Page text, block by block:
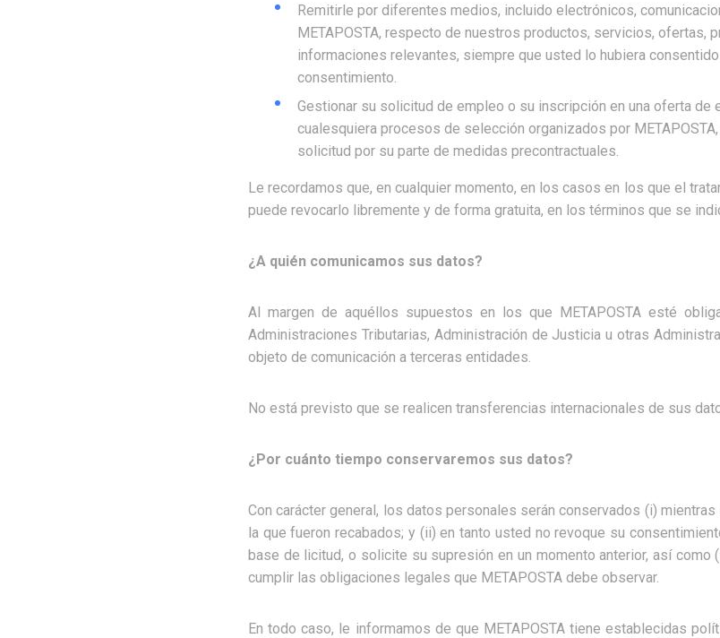
Remitirle por diferentes medios, incluido electrónicos,
METAPOSTA, respecto de nuestros productos, servicios, ofertas,
informaciones relevantes, siempre que usted lo hubiera
consentimiento.
Gestionar su solicitud de empleo o su inscripción en una oferta de
cualesquiera procesos de selección organizados por
solicitud por su parte de medidas precontractuales.
Le recordamos que, en cualquier momento, en los casos en los que el
puede revocarlo libremente y de forma gratuita, en los términos que se
¿A quién comunicamos sus datos?
Al margen de aquéllos supuestos en los que METAPOSTA esté
Administraciones Tributarias, Administración de Justicia u otras
objeto de comunicación a terceras entidades.
No está previsto que se realicen transferencias internacionales de sus
¿Por cuánto tiempo conservaremos sus datos?
Con carácter general, los datos personales serán conservados (i)
la que fueron recabados; y (ii) en tanto usted no revoque su
base de licitud, o solicite su supresión en un momento anterior, así como
cumplir las obligaciones legales que METAPOSTA debe observar.
En todo caso, le informamos de que METAPOSTA tiene establecidas